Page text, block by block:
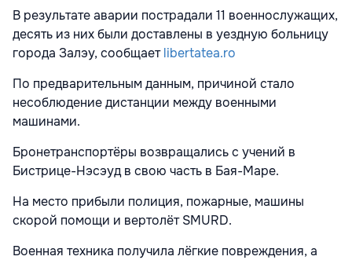
В результате аварии пострадали 11 военнослужащих,
десять из них были доставлены в уездную больницу
города Залэу, сообщаетlibertatea.ro
По предварительным данным, причиной стало
несоблюдение дистанции между военными
машинами.
Бронетранспортёры возвращались с учений в
Бистрице-Нэсэуд в свою часть в Бая-Маре.
На место прибыли полиция, пожарные, машины
скорой помощи и вертолёт SMURD.
Военная техника получила лёгкие повреждения, а